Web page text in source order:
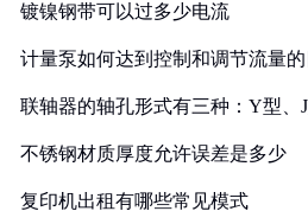
镀镍钢带可以过多少电流
计量泵如何达到控制和调节流量
联轴器的轴孔形式有三种：Y型、
不锈钢材质厚度允许误差是多少
复印机出租有哪些常见模式